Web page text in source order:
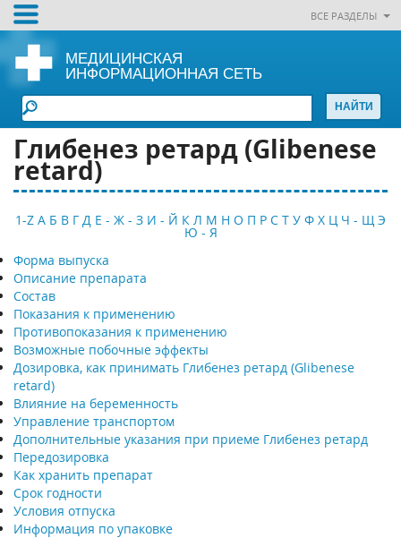
ВСЕ РАЗДЕЛЫ
МЕДИЦИНСКАЯ
ИНФОРМАЦИОННАЯ СЕТЬ
Глибенез ретард (Glibenese
retard)
1-Z А Б В Г Д Е - Ж - З И - Й К Л М Н О П Р С Т У Ф Х Ц Ч - Щ Э
Ю - Я
Форма выпуска
Описание препарата
Состав
Показания к применению
Противопоказания к применению
Возможные побочные эффекты
Дозировка, как принимать Глибенез ретард (Glibenese
retard)
Влияние на беременность
Управление транспортом
Дополнительные указания при приеме Глибенез ретард
Передозировка
Как хранить препарат
Срок годности
Условия отпуска
Информация по упаковке